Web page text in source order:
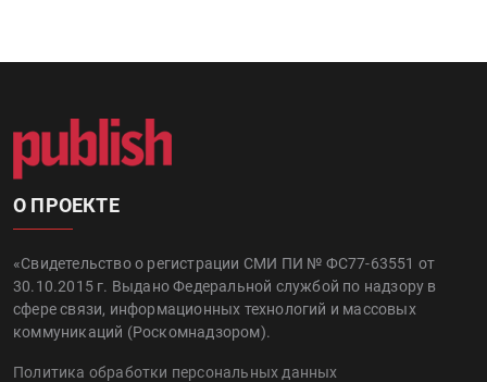
О ПРОЕКТЕ
«Свидетельство о регистрации СМИ ПИ № ФС77-63551 от
30.10.2015 г. Выдано Федеральной службой по надзору в
сфере связи, информационных технологий и массовых
коммуникаций (Роскомнадзором).
Политика обработки персональных данных